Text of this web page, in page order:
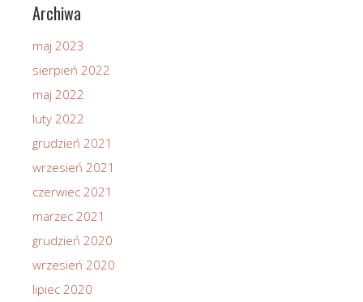
Archiwa
maj 2023
sierpień 2022
maj 2022
luty 2022
grudzień 2021
wrzesień 2021
czerwiec 2021
marzec 2021
grudzień 2020
wrzesień 2020
lipiec 2020